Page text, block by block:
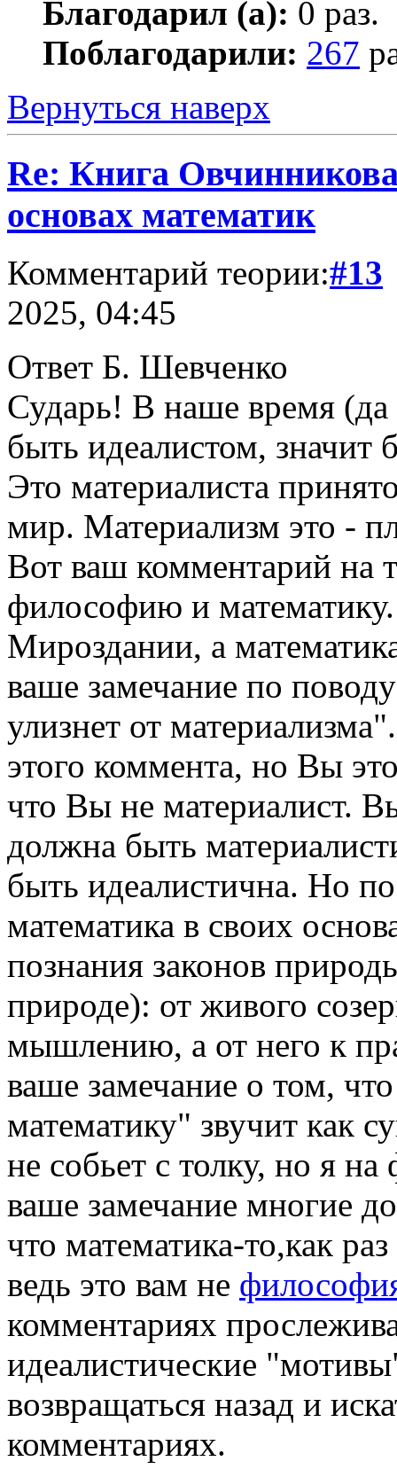
Благодарил (а): 0 раз.
Поблагодарили: 267
Вернуться наверх
Re: Книга
основах математик
Комментарий теории:#13
2025, 04:45
Ответ Б. Шевченко
Сударь! В наше время (да
быть идеалистом,
Это материалиста
мир. Материализм это -
Вот ваш комментарий на
философию и
Мироздании, а
ваше замечание по
улизнет от
этого коммента, но Вы
что Вы не материалист.
должна быть
быть идеалистична. Но
математика в своих
познания законов
природе): от живого
мышлению, а от него к
ваше замечание о том,
математику" звучит как
не собьет с толку, но я
ваше замечание многие
что математика-то,как
ведь это вам не
комментариях
идеалистические
возвращаться назад и
комментариях.